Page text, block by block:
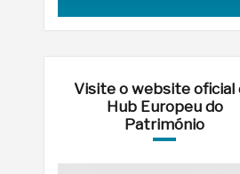
Visite o website oficial
Hub Europeu do
Património